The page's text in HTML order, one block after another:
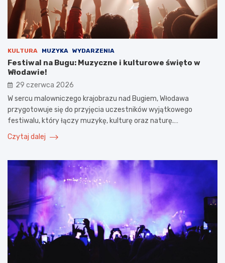
KULTURA MUZYKA WYDARZENIA
Festiwal na Bugu: Muzyczne i kulturowe święto w
Włodawie!
29 czerwca 2026
W sercu malowniczego krajobrazu nad Bugiem, Włodawa
przygotowuje się do przyjęcia uczestników wyjątkowego
festiwalu, który łączy muzykę, kulturę oraz naturę.…
Czytaj dalej